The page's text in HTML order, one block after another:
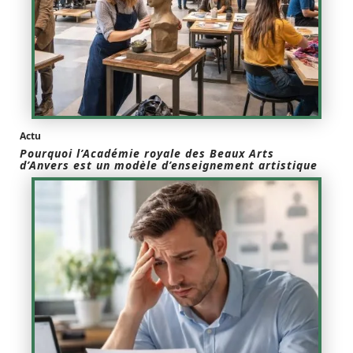
Actu
Pourquoi l’Académie royale des Beaux Arts
d’Anvers est un modèle d’enseignement artistique